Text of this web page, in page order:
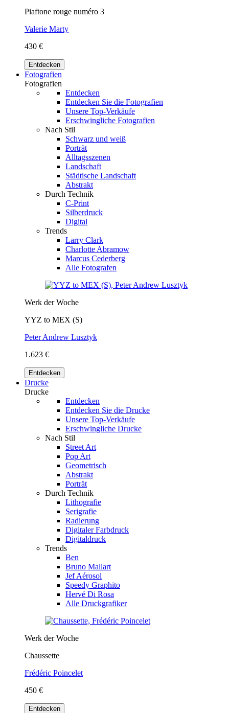
Piaftone rouge numéro 3
Valerie Marty
430 €
Entdecken
Fotografien
Fotografien
Entdecken
Entdecken Sie die Fotografien
Unsere Top-Verkäufe
Erschwingliche Fotografien
Nach Stil
Schwarz und weiß
Porträt
Alltagsszenen
Landschaft
Städtische Landschaft
Abstrakt
Durch Technik
C-Print
Silberdruck
Digital
Trends
Larry Clark
Charlotte Abramow
Marcus Cederberg
Alle Fotografen
Werk der Woche
YYZ to MEX (S)
Peter Andrew Lusztyk
1.623 €
Entdecken
Drucke
Drucke
Entdecken
Entdecken Sie die Drucke
Unsere Top-Verkäufe
Erschwingliche Drucke
Nach Stil
Street Art
Pop Art
Geometrisch
Abstrakt
Porträt
Durch Technik
Lithografie
Serigrafie
Radierung
Digitaler Farbdruck
Digitaldruck
Trends
Ben
Bruno Mallart
Jef Aérosol
Speedy Graphito
Hervé Di Rosa
Alle Druckgrafiker
Werk der Woche
Chaussette
Frédéric Poincelet
450 €
Entdecken